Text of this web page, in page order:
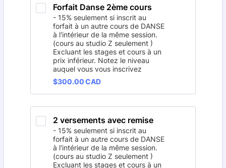
Forfait Danse 2ème cours
- 15% seulement si inscrit au
forfait à un autre cours de DANSE
à l'intérieur de la même session.
(cours au studio Z seulement )
Excluant les stages et cours à un
prix inférieur. Notez le niveau
auquel vous vous inscrivez
$300.00 CAD
$300.00CAD
2 versements avec remise
- 15% seulement si inscrit au
forfait à un autre cours de DANSE
à l'intérieur de la même session.
(cours au studio Z seulement )
Excluant les stages et cours à un